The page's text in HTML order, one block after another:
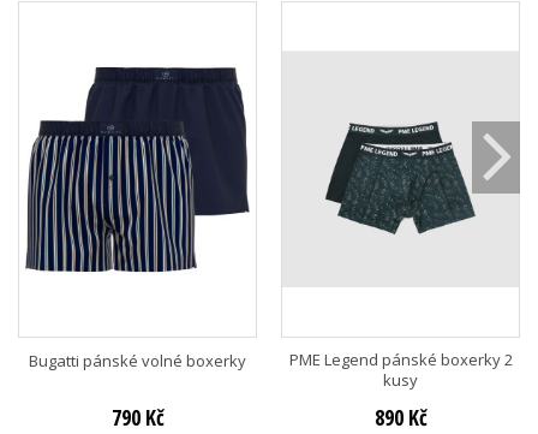
Bugatti pánské volné boxerky
790 Kč
PME Legend pánské boxerky 2
kusy
890 Kč